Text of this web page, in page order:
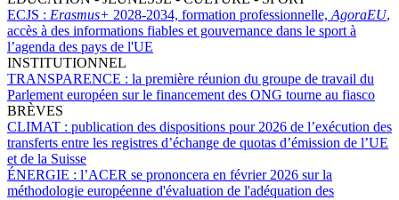
ECJS : Erasmus+ 2028-2034, formation professionnelle, AgoraEU,
accès à des informations fiables et gouvernance dans le sport à
l’agenda des pays de l'UE
INSTITUTIONNEL
TRANSPARENCE : la première réunion du groupe de travail du
Parlement européen sur le financement des ONG tourne au fiasco
BRÈVES
CLIMAT : publication des dispositions pour 2026 de l’exécution des
transferts entre les registres d’échange de quotas d’émission de l’UE
et de la Suisse
ÉNERGIE : l’ACER se prononcera en février 2026 sur la
méthodologie européenne d'évaluation de l'adéquation des